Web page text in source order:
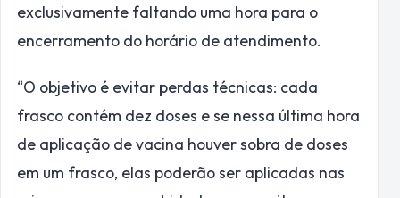
exclusivamente faltando uma hora para o
encerramento do horário de atendimento.
“O objetivo é evitar perdas técnicas: cada
frasco contém dez doses e se nessa última hora
de aplicação de vacina houver sobra de doses
em um frasco, elas poderão ser aplicadas nas